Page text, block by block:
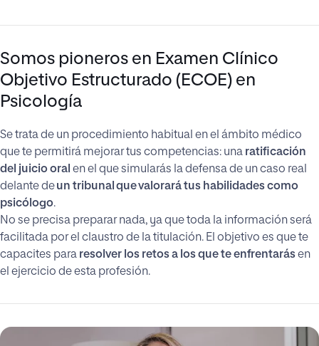
Somos pioneros en Examen Clínico
Objetivo Estructurado (ECOE) en
Psicología
Se trata de un procedimiento habitual en el ámbito médico
que te permitirá mejorar tus competencias: una ratificación
del juicio oral en el que simularás la defensa de un caso real
delante deun tribunal que valorará tus habilidades como
psicólogo.
No se precisa preparar nada, ya que toda la información será
facilitada por el claustro de la titulación. El objetivo es que te
capacites para resolver los retos a los que te enfrentarásen
el ejercicio de esta profesión.